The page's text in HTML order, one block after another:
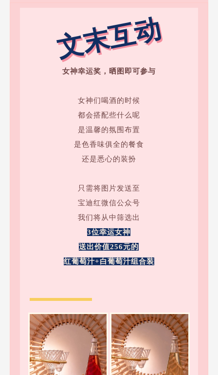
文末互动
女神幸运奖，晒图即可参与
女神们喝酒的时候
都会搭配些什么呢
是温馨的氛围布置
是色香味俱全的餐食
还是悉心的装扮
只需将图片发送至
宝迪红微信公众号
我们将从中筛选出
3位幸运女神
送出价值256元的
红葡萄汁+白葡萄汁组合装